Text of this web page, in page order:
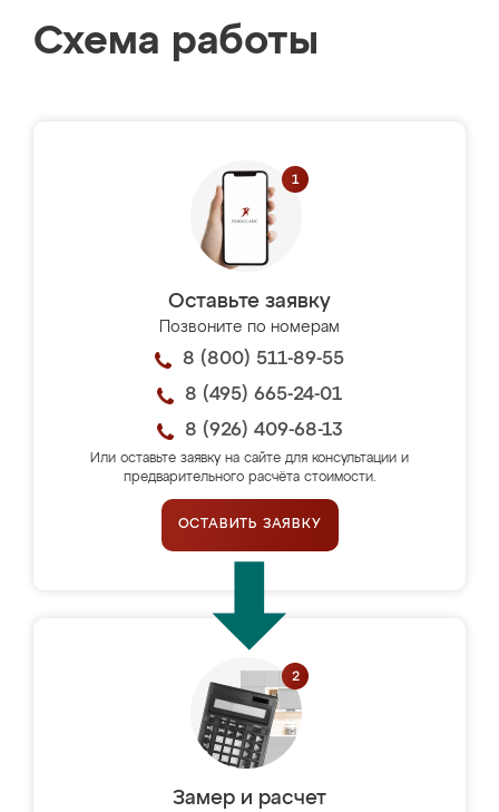
Схема работы
Оставьте заявку
Позвоните по номерам
8 (800) 511-89-55
8 (495) 665-24-01
8 (926) 409-68-13
Или оставьте заявку на сайте для консультации и
предварительного расчёта стоимости.
ОСТАВИТЬ ЗАЯВКУ
Замер и расчет